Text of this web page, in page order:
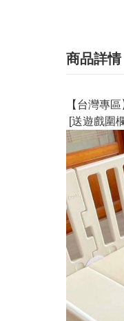
商品詳情
【台灣專
[送遊戲圍